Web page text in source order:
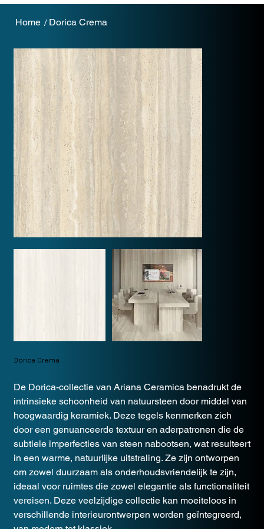
Home / Dorica Crema
Dorica Crema
De Dorica-collectie van Ariana Ceramica benadrukt de
intrinsieke schoonheid van natuursteen door middel van
hoogwaardig keramiek. Deze tegels kenmerken zich
door een genuanceerde textuur en aderpatronen die de
subtiele imperfecties van steen nabootsen, wat resulteert
in een warme, natuurlijke uitstraling. Ze zijn ontworpen
om zowel duurzaam als onderhoudsvriendelijk te zijn,
ideaal voor ruimtes die zowel elegantie als functionaliteit
vereisen. Deze veelzijdige collectie kan moeiteloos in
verschillende interieurontwerpen worden geïntegreerd,